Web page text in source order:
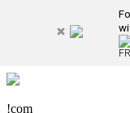
!com